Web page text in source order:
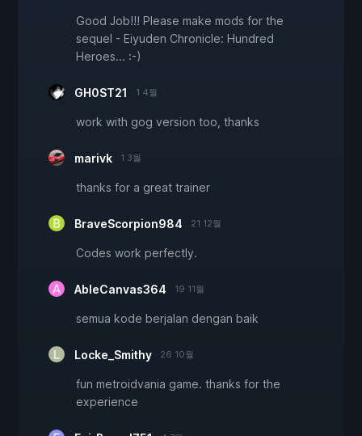
Good Job!!! Please make mods for the
sequel - Eiyuden Chronicle: Hundred
Heroes... :-)
GH0ST21 1 4월
work with gog version too, thanks
marivk 1 3월
thanks for a great trainer
BraveScorpion984 21 12월
Codes work perfectly.
AbleCanvas364 19 11월
semua kode berjalan dengan baik
Locke_Smithy 26 10월
fun metroidvania game. thanks for the
experience